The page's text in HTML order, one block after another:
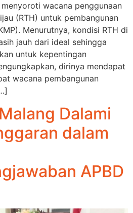
wacana penggunaan
(RTH) untuk pembangunan
Menurutnya, kondisi RTH di
jauh dari ideal sehingga
untuk kepentingan
dirinya mendapat
wacana pembangunan
Dalami
dalam
APBD